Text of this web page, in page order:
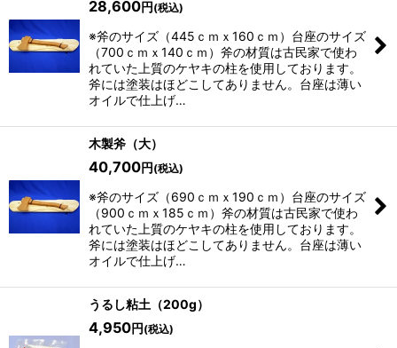
28,600円 (税込)
※斧のサイズ（445ｃｍｘ160ｃｍ）台座のサイズ
（700ｃｍｘ140ｃｍ）斧の材質は古民家で使わ
れていた上質のケヤキの柱を使用しております。
斧には塗装はほどこしてありません。台座は薄い
オイルで仕上げ…
木製斧（大）
40,700円 (税込)
※斧のサイズ（690ｃｍｘ190ｃｍ）台座のサイズ
（900ｃｍｘ185ｃｍ）斧の材質は古民家で使わ
れていた上質のケヤキの柱を使用しております。
斧には塗装はほどこしてありません。台座は薄い
オイルで仕上げ…
うるし粘土（200g）
4,950円 (税込)